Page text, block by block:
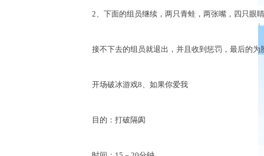
2、下面的组员继续，两只青蛙，两张嘴，四只眼
接不下去的组员就退出，并且收到惩罚，最后的为
开场破冰游戏8、如果你爱我
目的：打破隔阂